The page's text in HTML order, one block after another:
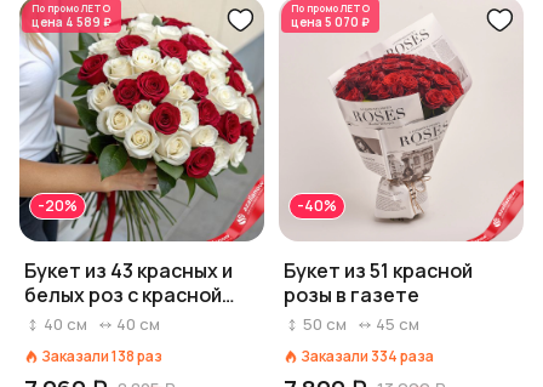
По промоЛЕТО
цена 4 589 ₽
-20%
Букет из 43 красных и
белых роз с красной
лентой, 40 см, Россия
40 см 40 см
Заказали138раз
По промоЛЕТО
цена 5 070 ₽
-40%
Букет из 51 красной
розы в газете
50 см 45 см
Заказали 334раза